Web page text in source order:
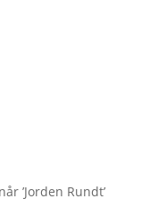
’Jorden Rundt’